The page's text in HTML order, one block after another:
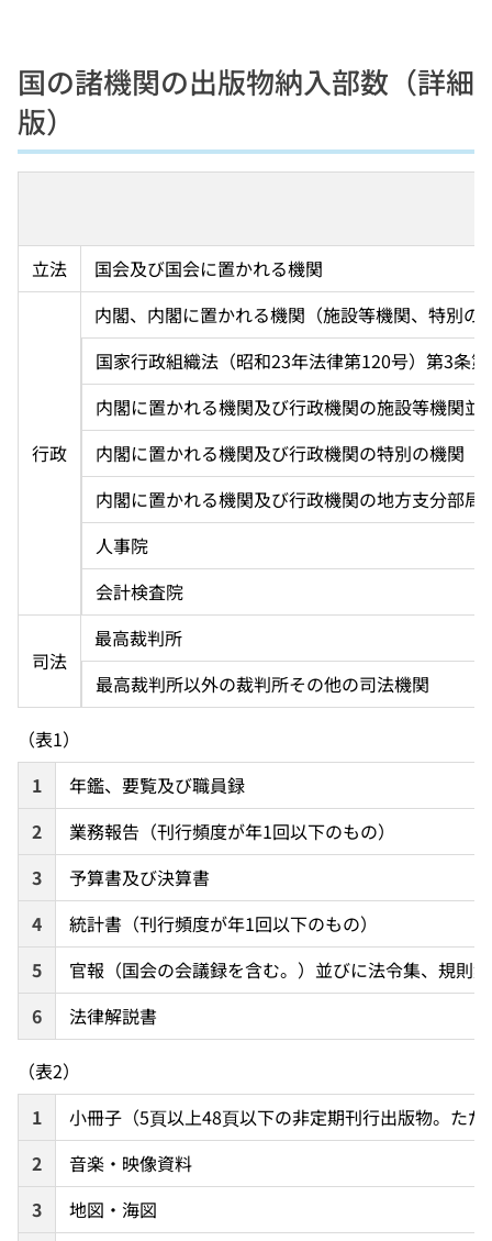
国の諸機関の出版物納入部数（詳細
版）
立法 国会及び国会に置かれる機関
行政
内閣、内閣に置かれる機関（施設等機関、特別
国家行政組織法（昭和23年法律第120号）第3条
内閣に置かれる機関及び行政機関の施設等機関並
内閣に置かれる機関及び行政機関の特別の機関
内閣に置かれる機関及び行政機関の地方支分部
人事院
会計検査院
司法
最高裁判所
最高裁判所以外の裁判所その他の司法機関
（表1）
1
年鑑、要覧及び職員録
2
業務報告（刊行頻度が年1回以下のもの）
3
予算書及び決算書
4
統計書（刊行頻度が年1回以下のもの）
5
官報（国会の会議録を含む。）並びに法令集、規則
6
法律解説書
（表2）
1
小冊子（5頁以上48頁以下の非定期刊行出版物。た
2
音楽・映像資料
3
地図・海図